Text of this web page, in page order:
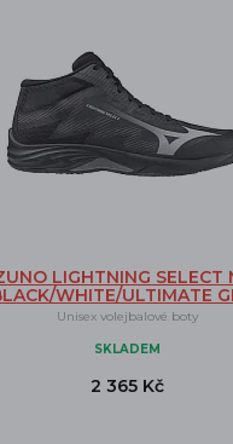
LIGHTNING SELECT
WHITE/ULTIMATE
Unisex volejbalové boty
SKLADEM
2 365 Kč